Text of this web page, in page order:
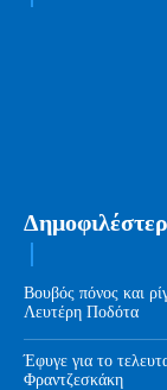
Βουβός πόνος και
Λευτέρη Ποδότα
Έφυγε για το
Φραντζεσκάκη